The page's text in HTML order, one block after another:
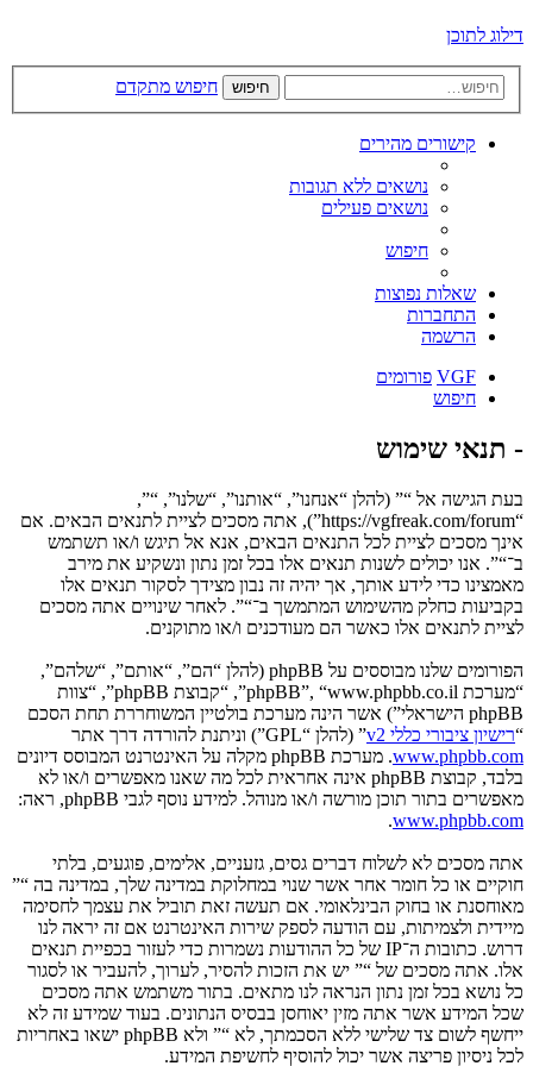
דילוג לתוכן
חיפוש חיפוש מתקדם
קישורים מהירים
נושאים ללא תגובות
נושאים פעילים
חיפוש
שאלות נפוצות
התחברות
הרשמה
VGF פורומים
חיפוש
- תנאי שימוש
בעת הגישה אל “” (להלן “אנחנו”, “אותנו”, “שלנו”, “”,
“https://vgfreak.com/forum”), אתה מסכים לציית לתנאים הבאים. אם
אינך מסכים לציית לכל התנאים הבאים, אנא אל תיגש ו/או תשתמש
ב־“”. אנו יכולים לשנות תנאים אלו בכל זמן נתון ונשקיע את מירב
מאמצינו כדי לידע אותך, אך יהיה זה נבון מצידך לסקור תנאים אלו
בקביעות כחלק מהשימוש המתמשך ב־“”. לאחר שינויים אתה מסכים
לציית לתנאים אלו כאשר הם מעודכנים ו/או מתוקנים.
הפורומים שלנו מבוססים על phpBB (להלן “הם”, “אותם”, “שלהם”,
“מערכת phpBB”, “www.phpbb.co.il”, “קבוצת phpBB”, “צוות
phpBB הישראלי”) אשר הינה מערכת בולטיין המשוחררת תחת הסכם
“רישיון ציבורי כללי v2
” (להלן “GPL”) וניתנת להורדה דרך אתר
www.phpbb.com
. מערכת phpBB מקלה על האינטרנט המבוסס דיונים
בלבד, קבוצת phpBB אינה אחראית לכל מה שאנו מאפשרים ו/או לא
מאפשרים בתור תוכן מורשה ו/או מנוהל. למידע נוסף לגבי phpBB, ראה:
www.phpbb.com
.
אתה מסכים לא לשלוח דברים גסים, גזעניים, אלימים, פוגעים, בלתי
חוקיים או כל חומר אחר אשר שנוי במחלוקת במדינה שלך, במדינה בה “”
מאוחסנת או בחוק הבינלאומי. אם תעשה זאת תוביל את עצמך לחסימה
מיידית ולצמיתות, עם הודעה לספק שירות האינטרנט אם זה יראה לנו
דרוש. כתובות ה־IP של כל ההודעות נשמרות כדי לעזור בכפיית תנאים
אלו. אתה מסכים של “” יש את הזכות להסיר, לערוך, להעביר או לסגור
כל נושא בכל זמן נתון הנראה לנו מתאים. בתור משתמש אתה מסכים
שכל המידע אשר אתה מזין יאוחסן בבסיס הנתונים. בעוד שמידע זה לא
ייחשף לשום צד שלישי ללא הסכמתך, לא “” ולא phpBB ישאו באחריות
לכל ניסיון פריצה אשר יכול להוסיף לחשיפת המידע.